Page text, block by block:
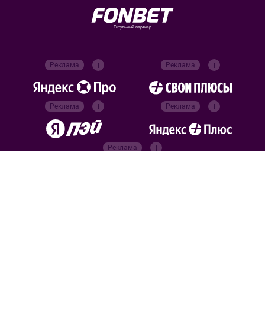
Титульный партнер
Реклама Реклама
Реклама Реклама
Реклама